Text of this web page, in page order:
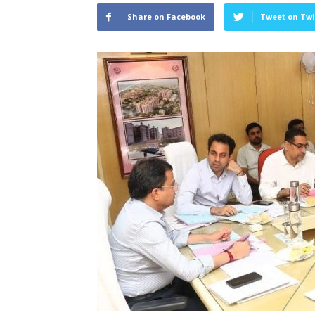
Share on Facebook Tweet on